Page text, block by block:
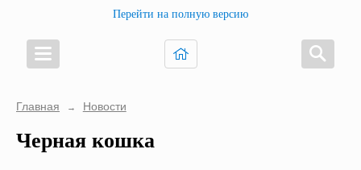
Перейти на полную версию
Главная → Новости
Черная кошка